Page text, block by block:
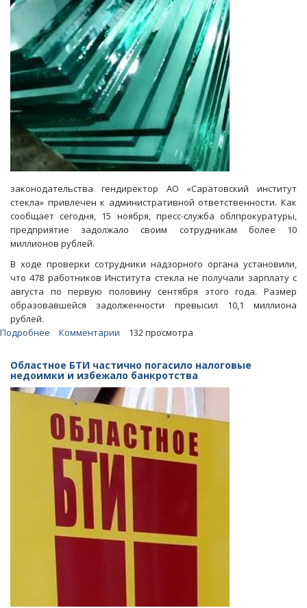
за
2,5
миллиона
законодательства гендиректор АО «Саратовский институт
стекла» привлечен к административной ответственности. Как
сообщает сегодня, 15 ноября, пресс-служба облпрокуратуры,
предприятие задолжало своим сотрудникам более 10
миллионов рублей.
В ходе проверки сотрудники надзорного органа установили,
что 478 работников Института стекла не получали зарплату с
августа по первую половину сентября этого года. Размер
образовавшейся задолженности превысил 10,1 миллиона
рублей.
Подробнее
стекла
грозит
банкротство,
начались
задержки
зарплаты
Комментарии 132 просмотра
Областное БТИ частично погасило налоговые
недоимки и избежало банкротства